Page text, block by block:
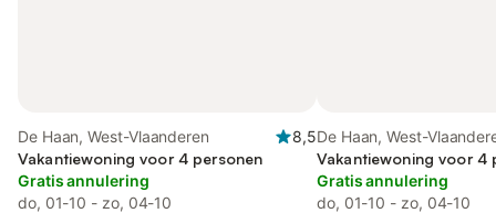
De Haan, West-Vlaanderen
8,5
Vakantiewoning voor 4 personen
Gratis annulering
do, 01-10 - zo, 04-10
De Haan, West-
Vakantiewoning voor 4
Gratis annulering
do, 01-10 - zo, 04-10